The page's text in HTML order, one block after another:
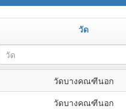
วัด
วัด
วัดบางคณฑีนอก
วัดบางคณฑีนอก